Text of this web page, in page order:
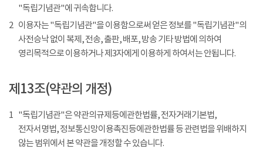
"독립기념관"에 귀속합니다.
2 이용자는 "독립기념관"을 이용함으로써 얻은 정보를 "독립기념관"의
사전승낙 없이 복제, 전송, 출판, 배포, 방송 기타 방법에 의하여
영리목적으로 이용하거나 제3자에게 이용하게 하여서는 안됩니다.
제13조(약관의 개정)
1 "독립기념관"은 약관의규제등에관한법률, 전자거래기본법,
전자서명법, 정보통신망이용촉진등에관한법률 등 관련법을 위배하지
않는 범위에서 본 약관을 개정할 수 있습니다.